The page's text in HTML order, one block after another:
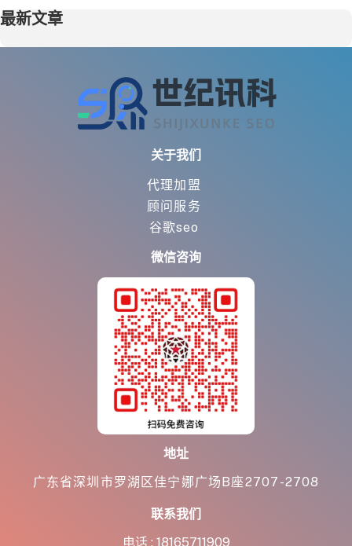
最新文章
关于我们
代理加盟
顾问服务
谷歌seo
微信咨询
地址
广东省深圳市罗湖区佳宁娜广场B座2707-2708
联系我们
电话 : 18165711909